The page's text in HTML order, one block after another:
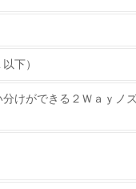
下）
けができる２Ｗａｙノ